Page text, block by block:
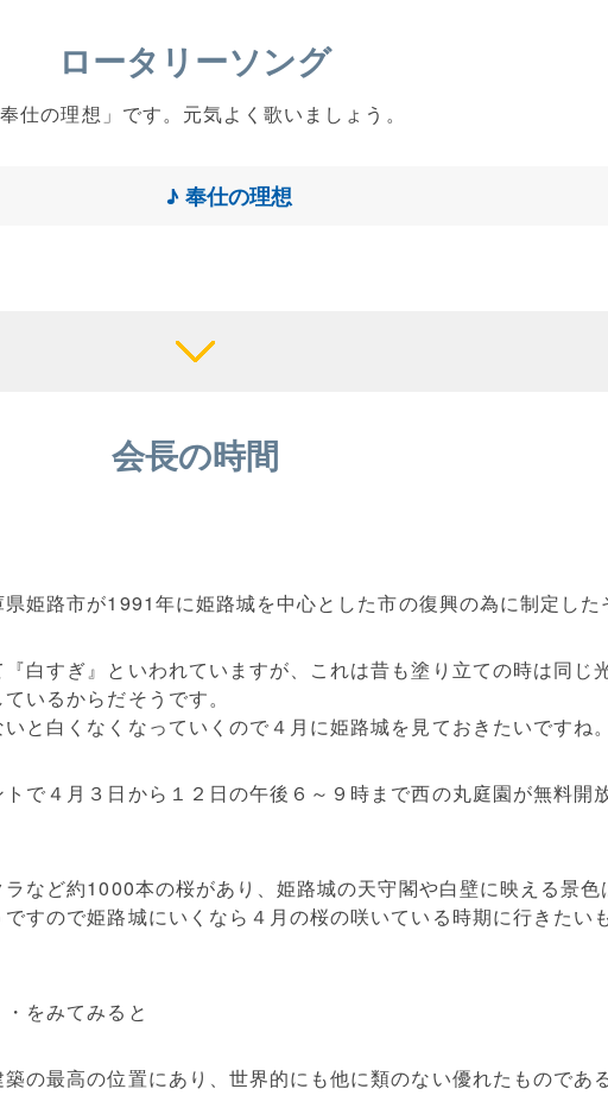
ロータリーソング
の理想」です。元気よく歌いましょう。
♪ 奉仕の理想
会長の時間
姫路市が1991年に姫路城を中心とした市の復興の為に制定した
白すぎ』といわれていますが、これは昔も塗り立ての時は同じ
いるからだそうです。
と白くなくなっていくので４月に姫路城を見ておきたいですね。
で４月３日から１２日の午後６～９時まで西の丸庭園が無料開
など約1000本の桜があり、姫路城の天守閣や白壁に映える景色
ので姫路城にいくなら４月の桜の咲いている時期に行きたいも
をみてみると
の最高の位置にあり、世界的にも他に類のない優れたものである